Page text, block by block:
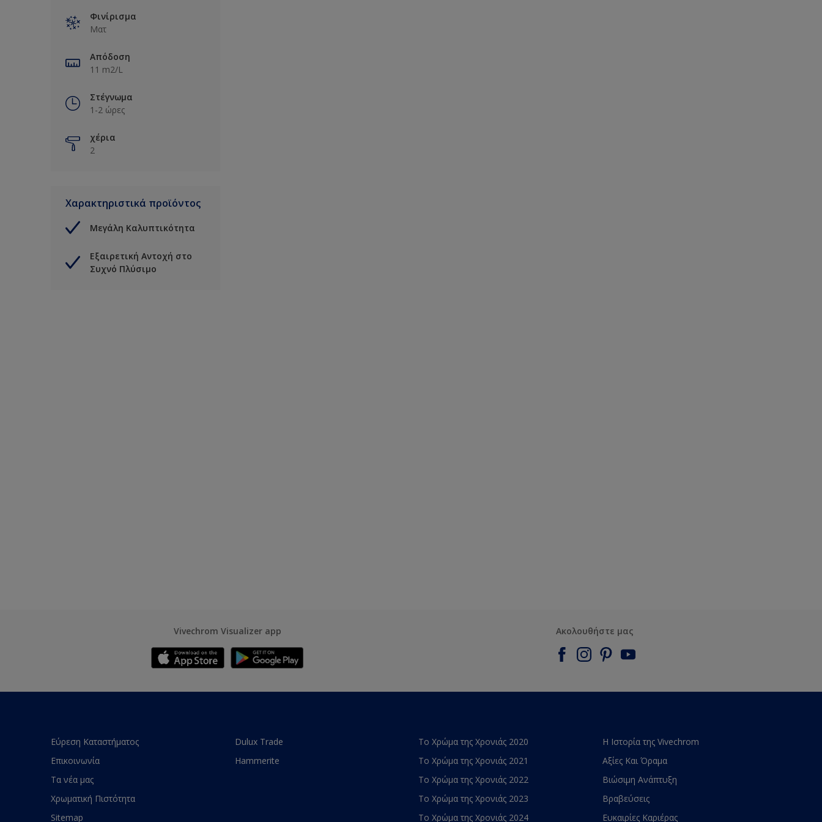
Φινίρισμα
Ματ
Απόδοση
11 m2/L
Στέγνωμα
1-2 ώρες
χέρια
2
Χαρακτηριστικά προϊόντος
Μεγάλη Καλυπτικότητα
Εξαιρετική Αντοχή στο
Συχνό Πλύσιμο
Vivechrom Visualizer app Ακολουθήστε μας
Εύρεση Καταστήματος
Επικοινωνία
Τα νέα μας
Χρωματική Πιστότητα
Sitemap
Dulux Trade
Hammerite
Το Χρώμα της Χρονιάς 2020
Το Χρώμα της Χρονιάς 2021
Το Χρώμα της Χρονιάς 2022
Το Χρώμα της Χρονιάς 2023
Το Χρώμα της Χρονιάς 2024
Η Ιστορία της Vivechrom
Αξίες Και Όραμα
Βιώσιμη Ανάπτυξη
Βραβεύσεις
Ευκαιρίες Καριέρας